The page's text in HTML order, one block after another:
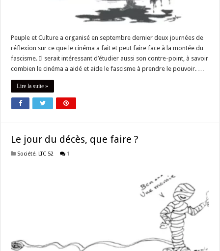
Peuple et Culture a organisé en septembre dernier deux journées de
réflexion sur ce que le cinéma a fait et peut faire face à la montée du
fascisme. Il serait intéressant d’étudier aussi son contre-point, à savoir
combien le cinéma a aidé et aide le fascisme à prendre le pouvoir. …
Lire la suite »
Le jour du décès, que faire ?
Société, LTC 52 1